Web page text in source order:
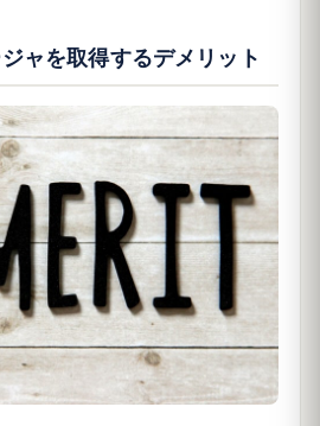
ャを取得するデメリット